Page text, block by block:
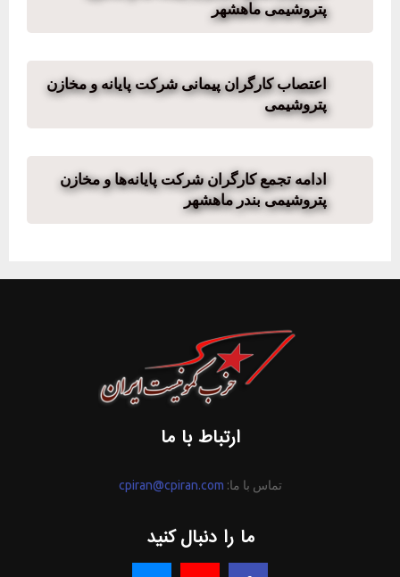
پتروشیمی ماهشهر
اعتصاب کارگران پیمانی شرکت پایانه و مخازن
پتروشیمی
ادامه تجمع کارگران شرکت پایانه‌ها و مخازن
پتروشیمی بندر ماهشهر
ارتباط با ما
تماس با ما: cpiran@cpiran.com
ما را دنبال کنید